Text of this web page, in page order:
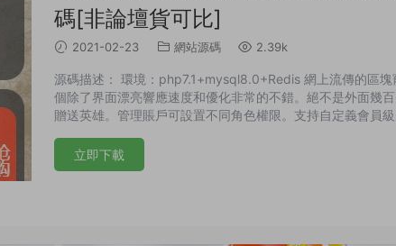
碼[非論壇貨可比]
2021-02-23 網站源碼 2.39k
源碼描述： 環境：php7.1+mysql8.0+Redis 網上流傳的區
個除了界面漂亮響應速度和優化非常的不錯。絕不是外面幾
贈送英雄。管理賬戶可設置不同角色權限。支持自定義會員
立即下載